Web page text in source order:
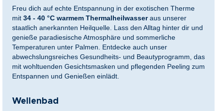
Freu dich auf echte Entspannung in der exotischen Therme
mit 34 - 40 °C warmem Thermalheilwasser aus unserer
staatlich anerkannten Heilquelle. Lass den Alltag hinter dir und
genieße paradiesische Atmosphäre und sommerliche
Temperaturen unter Palmen. Entdecke auch unser
abwechslungsreiches Gesundheits- und Beautyprogramm, das
mit wohltuenden Gesichtsmasken und pflegenden Peeling zum
Entspannen und Genießen einlädt.
Wellenbad